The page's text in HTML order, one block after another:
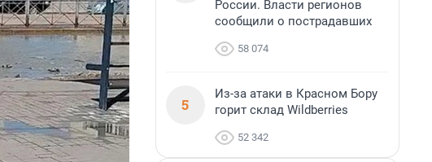
России. Власти регионов
сообщили о пострадавших
58 074
5
Из-за атаки в Красном Бору
горит склад Wildberries
52 342